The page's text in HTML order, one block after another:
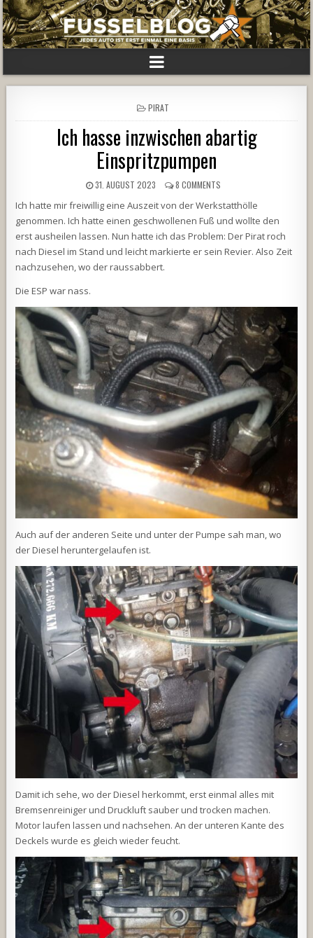
POSTED
IN
PIRAT
Ich hasse inzwischen abartig
Einspritzpumpen
31. AUGUST 2023 8 COMMENTS
Ich hatte mir freiwillig eine Auszeit von der Werkstatthölle
genommen. Ich hatte einen geschwollenen Fuß und wollte den
erst ausheilen lassen. Nun hatte ich das Problem: Der Pirat roch
nach Diesel im Stand und leicht markierte er sein Revier. Also Zeit
nachzusehen, wo der raussabbert.
Die ESP war nass.
Auch auf der anderen Seite und unter der Pumpe sah man, wo
der Diesel heruntergelaufen ist.
Damit ich sehe, wo der Diesel herkommt, erst einmal alles mit
Bremsenreiniger und Druckluft sauber und trocken machen.
Motor laufen lassen und nachsehen. An der unteren Kante des
Deckels wurde es gleich wieder feucht.